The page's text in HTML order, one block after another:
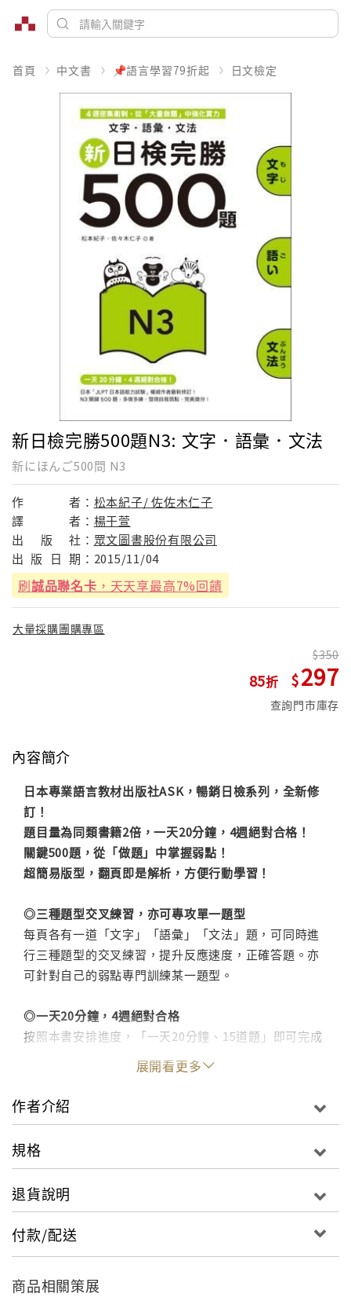
首頁 中文書 📌語言學習79折起 日文檢定
新日檢完勝500題N3: 文字．語彙．文法
新にほんご500問 N3
作 者： 松本紀子/ 佐佐木仁子
譯
者： 楊于萱
出
版 社： 眾文圖書股份有限公司
出 版 日 期： 2015/11/04
刷誠品聯名卡 ，天天享最高7%回饋
大量採購團購專區
85
350
297
查詢門市庫存
內容簡介
日本專業語言教材出版社ASK，暢銷日檢系列，全新修
訂！
題目量為同類書籍2倍，一天20分鐘，4週絕對合格！
關鍵500題，從「做題」中掌握弱點！
超簡易版型，翻頁即是解析，方便行動學習！
◎三種題型交叉練習，亦可專攻單一題型
每頁各有一道「文字」「語彙」「文法」題，可同時進
行三種題型的交叉練習，提升反應速度，正確答題。亦
可針對自己的弱點專門訓練某一題型。
◎一天20分鐘，4週絕對合格
按照本書安排進度，「一天20分鐘、15道題」即可完成
4週密集衝刺。重要觀念、關鍵字詞反覆出現，徹底吸收
◎版型簡易，方便通勤、通學中行動學習
下方，完全保留日本教材風格的專業與實用！
◎找出盲點，釐清觀念，增強信心
實累積實力，應考更有自信！
「JLPT日本語能力試驗」權威作者出題。大量練習，提
展開看更多
作者介紹
規格
退貨說明
付款/配送
商品相關策展